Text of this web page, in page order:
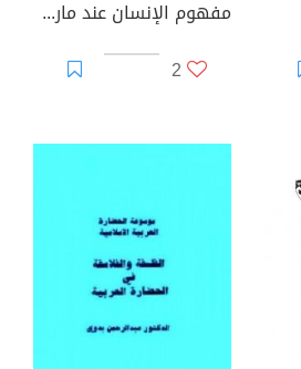
مفهوم الإنسان عند ماركس
2